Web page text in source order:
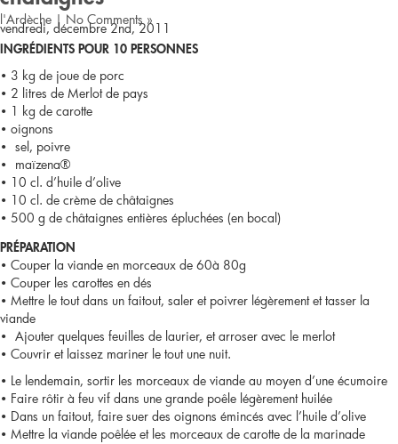
l'Ardèche | No Comments »
vendredi, décembre 2nd, 2011
INGRÉDIENTS POUR 10 PERSONNES
• 3 kg de joue de porc
• 2 litres de Merlot de pays
• 1 kg de carotte
• oignons
• sel, poivre
• maïzena®
• 10 cl. d’huile d’olive
• 10 cl. de crème de châtaignes
• 500 g de châtaignes entières épluchées (en bocal)
PRÉPARATION
• Couper la viande en morceaux de 60à 80g
• Couper les carottes en dés
• Mettre le tout dans un faitout, saler et poivrer légèrement et tasser la
viande
• Ajouter quelques feuilles de laurier, et arroser avec le merlot
• Couvrir et laissez mariner le tout une nuit.
• Le lendemain, sortir les morceaux de viande au moyen d’une écumoire
• Faire rôtir à feu vif dans une grande poêle légèrement huilée
• Dans un faitout, faire suer des oignons émincés avec l’huile d’olive
• Mettre la viande poêlée et les morceaux de carotte de la marinade